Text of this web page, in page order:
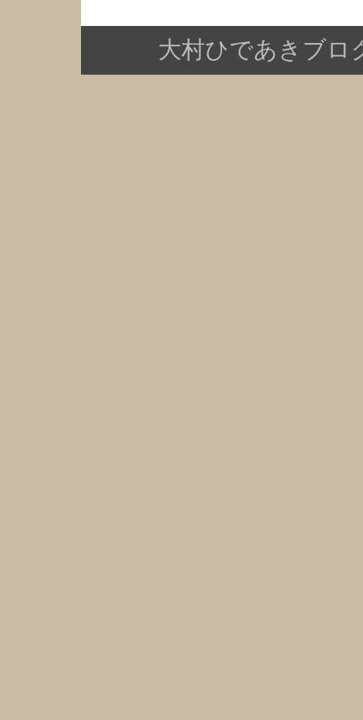
大村ひであきブロ